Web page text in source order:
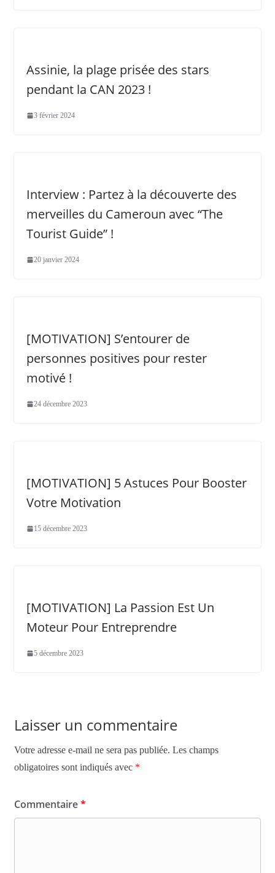
Assinie, la plage prisée des stars
pendant la CAN 2023 !
3 février 2024
Interview : Partez à la découverte des
merveilles du Cameroun avec “The
Tourist Guide” !
20 janvier 2024
[MOTIVATION] S’entourer de
personnes positives pour rester
motivé !
24 décembre 2023
[MOTIVATION] 5 Astuces Pour Booster
Votre Motivation
15 décembre 2023
[MOTIVATION] La Passion Est Un
Moteur Pour Entreprendre
5 décembre 2023
Laisser un commentaire
Votre adresse e-mail ne sera pas publiée. Les champs
obligatoires sont indiqués avec *
Commentaire*